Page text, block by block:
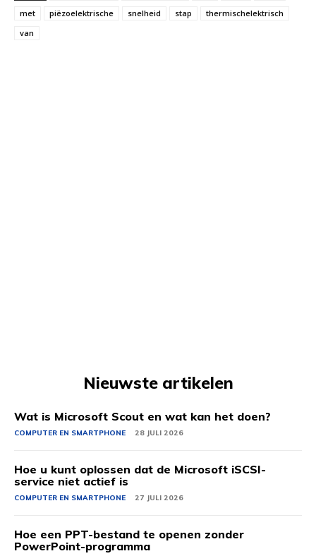
met
piëzoelektrische snelheid stap
thermischelektrisch
van
Nieuwste artikelen
Wat is Microsoft Scout en wat kan het doen?
COMPUTER EN SMARTPHONE 28 JULI 2026
Hoe u kunt oplossen dat de Microsoft iSCSI-
service niet actief is
COMPUTER EN SMARTPHONE 27 JULI 2026
Hoe een PPT-bestand te openen zonder
PowerPoint-programma